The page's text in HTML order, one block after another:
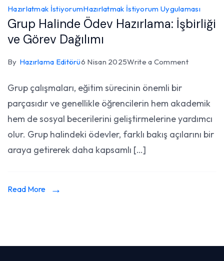
Hazırlatmak İstiyorumHazırlatmak İstiyorum Uygulaması
Grup Halinde Ödev Hazırlama: İşbirliği
ve Görev Dağılımı
By Hazırlama Editörü6 Nisan 2025Write a Commenton
Ödev
Hazırlama:
İşbirliği
Grup çalışmaları, eğitim sürecinin önemli bir
parçasıdır ve genellikle öğrencilerin hem akademik
hem de sosyal becerilerini geliştirmelerine yardımcı
olur. Grup halindeki ödevler, farklı bakış açılarını bir
araya getirerek daha kapsamlı […]
Read More